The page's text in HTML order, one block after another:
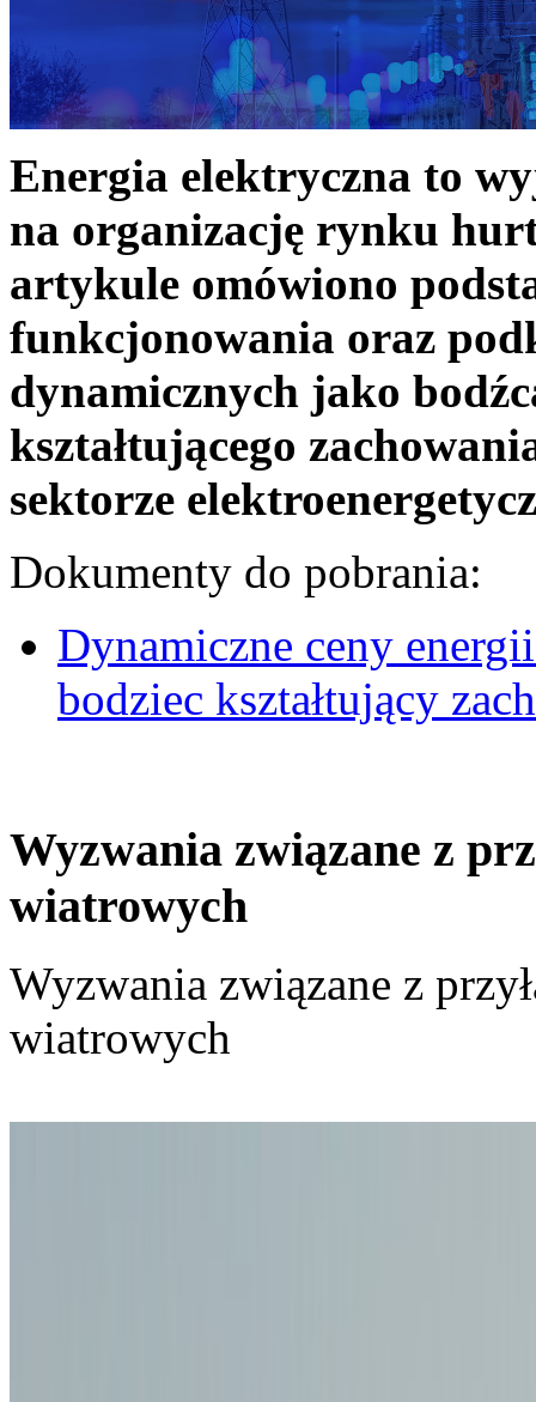
Energia elektryczna to
na organizację rynku
artykule omówiono
funkcjonowania oraz
dynamicznych jako
kształtującego
sektorze
Dokumenty do pobrania:
Dynamiczne ceny
bodziec kształtujący
Wyzwania związane z
wiatrowych
Wyzwania związane z
wiatrowych